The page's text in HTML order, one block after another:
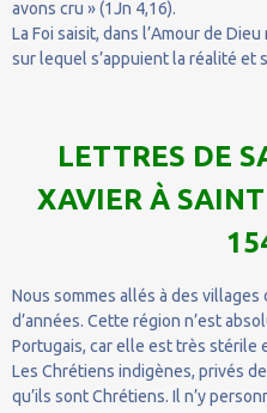
avons cru » (1Jn 4,16).
La Foi saisit, dans l’Amour de
sur lequel s’appuient la réalité et
LETTRES DE
XAVIER À
Nous sommes allés à des
d’années. Cette région n’est
Portugais, car elle est très stérile
Les Chrétiens indigènes, privés
qu’ils sont Chrétiens. Il n’y